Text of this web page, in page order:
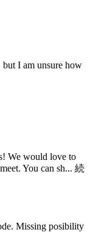
I am unsure how
We would love to
You can sh... 続
Missing posibility